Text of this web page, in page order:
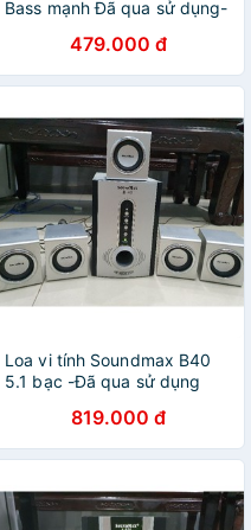
Bass mạnh Đã qua sử dụng-
3.5 loại tốt479.000 đ
Loa vi tính Soundmax B40
5.1 bạc -Đã qua sử dụng
819.000 đ